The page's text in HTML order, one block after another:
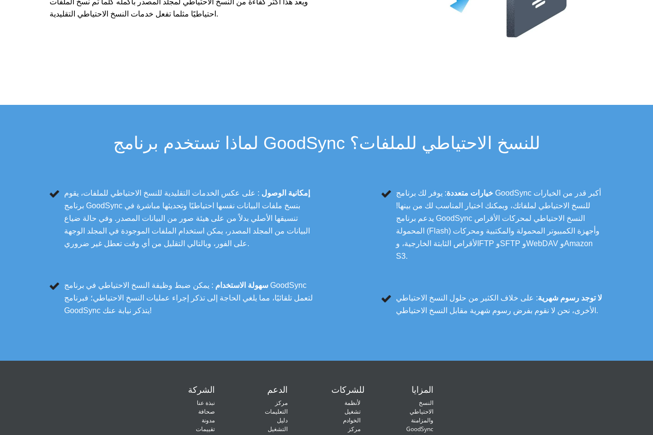
ويعد هذا أكثر كفاءة من النسخ الاحتياطي لمجلد المصدر بأكمله كلما تم نسخ الملفات
احتياطيًا مثلما تفعل خدمات النسخ الاحتياطي التقليدية.
لماذا تستخدم برنامج GoodSync للنسخ الاحتياطي للملفات؟
إمكانية الوصول : على عكس الخدمات التقليدية للنسخ الاحتياطي للملفات، يقوم
برنامج GoodSync بنسخ ملفات البيانات نفسها احتياطيًا وتحديثها مباشرة في
تنسيقها الأصلي بدلاً من على هيئة صور من البيانات المصدر. وفي حالة ضياع
البيانات من المجلد المصدر، يمكن استخدام الملفات الموجودة في المجلد الوجهة
على الفور، وبالتالي التقليل من أي وقت تعطل غير ضروري.
سهولة الاستخدام : يمكن ضبط وظيفة النسخ الاحتياطي في برنامج GoodSync
لتعمل تلقائيًا، مما يلغي الحاجة إلى تذكر إجراء عمليات النسخ الاحتياطي؛ فبرنامج
GoodSync يتذكر نيابة عنك!
خيارات متعددة: يوفر لك برنامج GoodSync أكبر قدر من الخيارات
للنسخ الاحتياطي لملفاتك، وبمكنك اختيار المناسب لك من بينها!
يدعم برنامج GoodSync النسخ الاحتياطي لمحركات الأقراص
المحمولة (Flash) وأجهزة الكمبيوتر المحمولة والمكتبية ومحركات
الأقراص الثابتة الخارجية، وFTP وSFTP وWebDAV وAmazon
S3.
لا توجد رسوم شهرية: على خلاف الكثير من حلول النسخ الاحتياطي
الأخرى، نحن لا نقوم بفرض رسوم شهرية مقابل النسخ الاحتياطي.
المزايا
النسخ
الاحتياطي
والمزامنة
GoodSync
للشركات
لأنظمة
تشغيل
الخوادم
مركز
الدعم
مركز
التعليمات
دليل
التشغيل
الشركة
نبذة عنا
صحافة
مدونة
تقييمات